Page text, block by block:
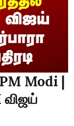
Modi |
விஜய்